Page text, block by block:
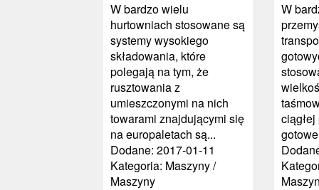
W bardzo wielu
hurtowniach stosowane są
systemy wysokiego
składowania, które
polegają na tym, że
rusztowania z
umieszczonymi na nich
towarami znajdującymi się
na europaletach są...
Dodane: 2017-01-11
Kategoria: Maszyny /
Maszyny
W